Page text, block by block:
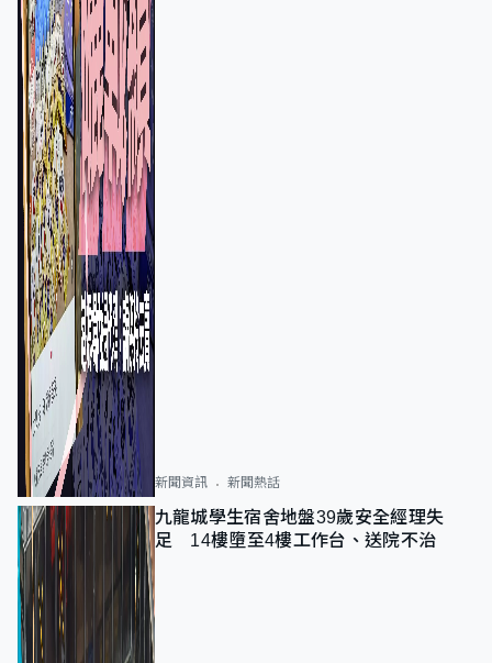
新聞資訊 新聞熱話
九龍城學生宿舍地盤39歲安全經理失
足 14樓墮至4樓工作台、送院不治